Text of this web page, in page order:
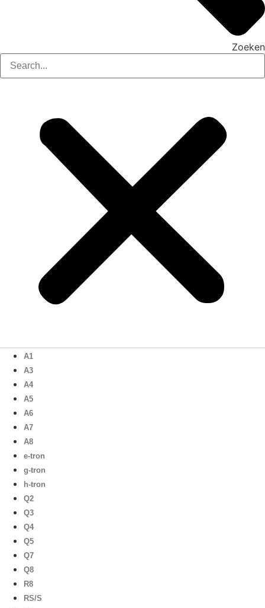
Zoeken
A1
A3
A4
A5
A6
A7
A8
e-tron
g-tron
h-tron
Q2
Q3
Q4
Q5
Q7
Q8
R8
RS/S